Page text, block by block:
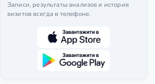
Записи, результаты анализов и история
визитов всегда в телефоне.